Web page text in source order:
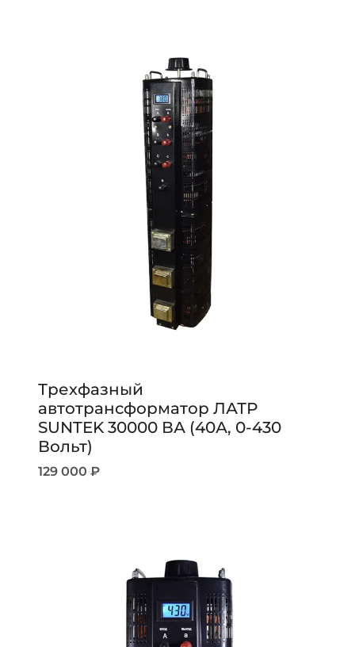
Трехфазный
автотрансформатор ЛАТР
SUNTEK 30000 ВА (40А, 0-430
Вольт)
129 000 ₽